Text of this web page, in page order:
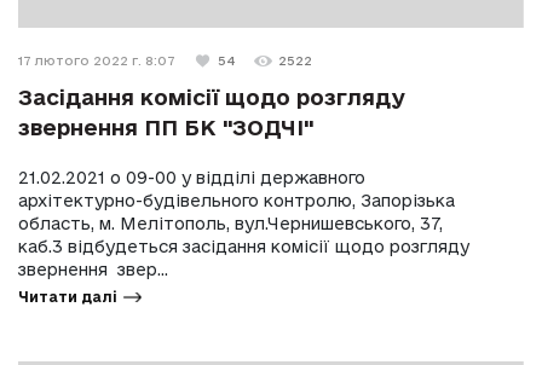
17 лютого 2022 г. 8:07 54 2522
Засідання комісії щодо розгляду
звернення ПП БК "ЗОДЧІ"
21.02.2021 о 09-00 у відділі державного
архітектурно-будівельного контролю, Запорізька
область, м. Мелітополь, вул.Чернишевського, 37,
каб.3 відбудеться засідання комісії щодо розгляду
звернення звер...
Читати далі